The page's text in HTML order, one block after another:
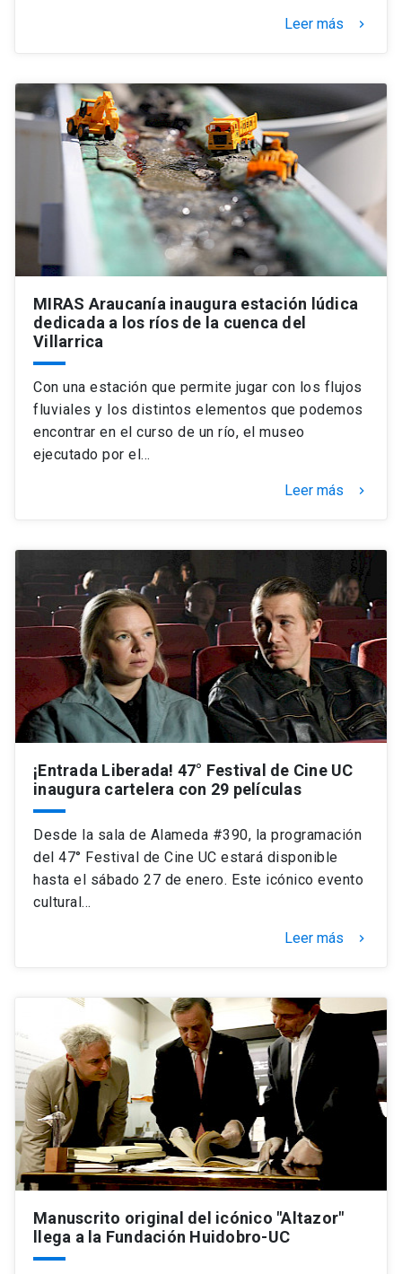
Leer más keyboard_arrow_right
MIRAS Araucanía inaugura estación lúdica
dedicada a los ríos de la cuenca del
Villarrica
Con una estación que permite jugar con los flujos
fluviales y los distintos elementos que podemos
encontrar en el curso de un río, el museo
ejecutado por el…
Leer más keyboard_arrow_right
¡Entrada Liberada! 47° Festival de Cine UC
inaugura cartelera con 29 películas
Desde la sala de Alameda #390, la programación
del 47° Festival de Cine UC estará disponible
hasta el sábado 27 de enero. Este icónico evento
cultural…
Leer más keyboard_arrow_right
Manuscrito original del icónico "Altazor"
llega a la Fundación Huidobro-UC